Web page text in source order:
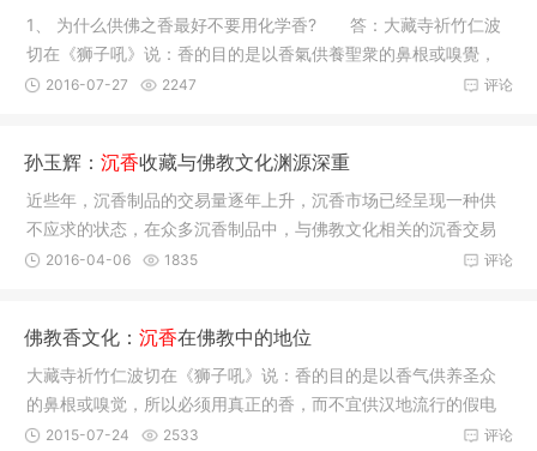
1、 为什么供佛之香最好不要用化学香? 答：大藏寺祈竹仁波
切在《狮子吼》说：香的目的是以香氣供養聖衆的鼻根或嗅覺，
所以必須
评论
2016-07-27 2247
孙玉辉： 沉香收藏与佛教文化渊源深重
近些年，沉香制品的交易量逐年上升，沉香市场已经呈现一种供
不应求的状态，在众多沉香制品中，与佛教文化相关的沉香交易
尤为突出
评论
2016-04-06 1835
佛教香文化： 沉香在佛教中的地位
大藏寺祈竹仁波切在《狮子吼》说：香的目的是以香气供养圣众
的鼻根或嗅觉，所以必须用真正的香，而不宜供汉地流行的假电
香。由于
评论
2015-07-24 2533